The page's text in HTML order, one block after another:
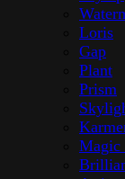
Loris
Gap
Plant
Prism
Magic